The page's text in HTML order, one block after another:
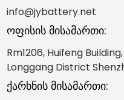
info@jybattery.net
ოფისის მისამართი:
Rm1206, Huifeng
Longgang District
ქარხნის მისამართი: